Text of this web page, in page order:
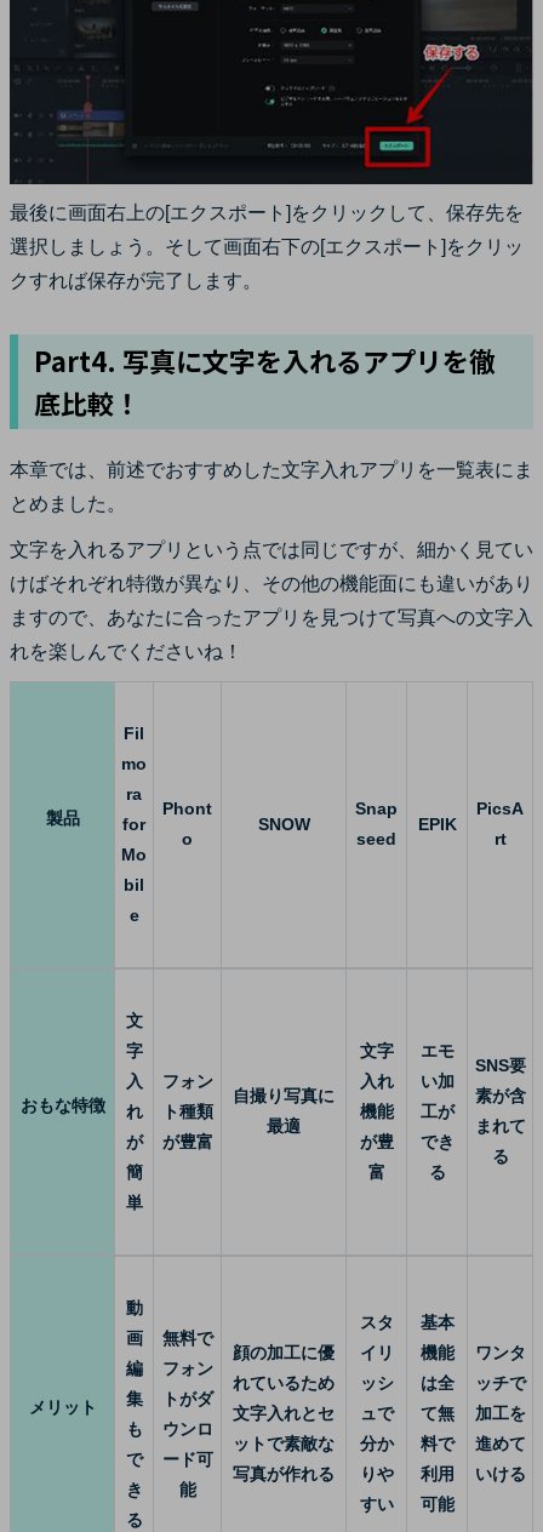
最後に画面右上の[エクスポート]をクリックして、保存先を
選択しましょう。そして画面右下の[エクスポート]をクリッ
クすれば保存が完了します。
Part4. 写真に文字を入れるアプリを徹
底比較！
本章では、前述でおすすめした文字入れアプリを一覧表にま
とめました。
文字を入れるアプリという点では同じですが、細かく見てい
けばそれぞれ特徴が異なり、その他の機能面にも違いがあり
ますので、あなたに合ったアプリを見つけて写真への文字入
れを楽しんでくださいね！
製品
Fil
mo
ra
for
Mo
bil
e
Phont
o
SNOW
Snap
seed
EPIK
PicsA
rt
おもな特徴
文
字
入
れ
が
簡
単
フォン
ト種類
が豊富
自撮り写真に
最適
文字
入れ
機能
が豊
富
エモ
い加
工が
でき
る
SNS要
素が含
まれて
る
メリット
動
画
編
集
も
で
き
る
無料で
フォン
トがダ
ウンロ
ード可
能
顔の加工に優
れているため
文字入れとセ
ットで素敵な
写真が作れる
スタ
イリ
ッシ
ュで
分か
りや
すい
基本
機能
は全
て無
料で
利用
可能
ワンタ
ッチで
加工を
進めて
いける